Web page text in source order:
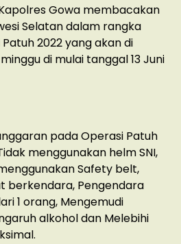
Gowa membacakan
Selatan dalam rangka
2022 yang akan di
di mulai tanggal 13 Juni
pada Operasi Patuh
menggunakan helm SNI,
Safety belt,
berkendara, Pengendara
1 orang, Mengemudi
alkohol dan Melebihi